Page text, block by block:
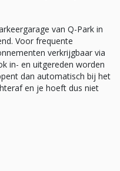
van Q-Park in
Voor frequente
verkrijgbaar via
in- en uitgereden worden
dan automatisch bij het
en je hoeft dus niet